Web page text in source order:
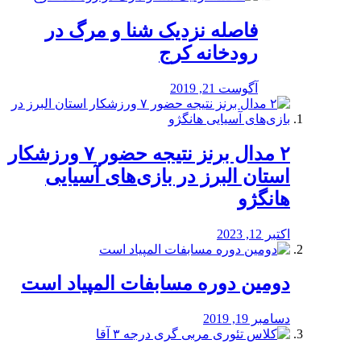
️فاصله نزدیک شنا و مرگ در
رودخانه کرج
آگوست 21, 2019
۲ مدال برنز نتیجه حضور ۷ ورزشکار
استان البرز در بازی‌های آسیایی
هانگژو
اکتبر 12, 2023
دومین دوره مسابفات المپیاد است
دسامبر 19, 2019